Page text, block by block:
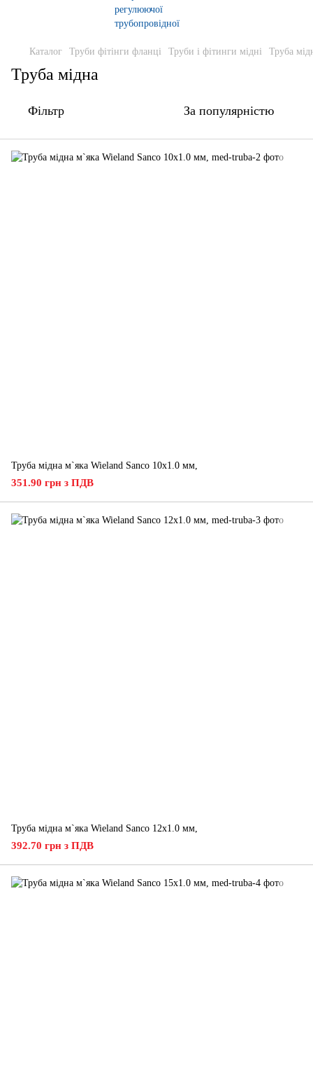
Каталог Труби фітінги фланці Труби і фітинги мідні Труба
Труба мідна
Фільтр За популярністю
Труба мідна м`яка Wieland Sanco 10х1.0 мм,
351.90 грн з ПДВ
Труба мідна м`яка Wieland Sanco 12х1.0 мм,
392.70 грн з ПДВ